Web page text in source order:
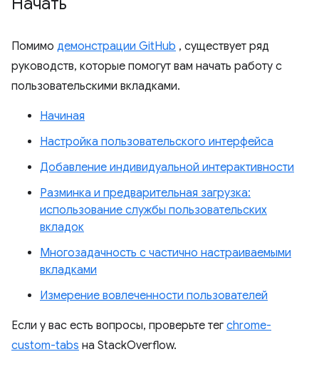
Помимо демонстрации GitHub , существует ряд
руководств, которые помогут вам начать работу с
пользовательскими вкладками.
Начиная
Настройка пользовательского интерфейса
Добавление индивидуальной интерактивности
Разминка и предварительная загрузка:
использование службы пользовательских
вкладок
Многозадачность с частично настраиваемыми
вкладками
Измерение вовлеченности пользователей
Если у вас есть вопросы, проверьте тег chrome-
custom-tabs на StackOverflow.